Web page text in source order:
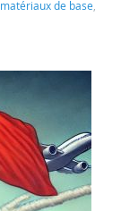
matériaux de base